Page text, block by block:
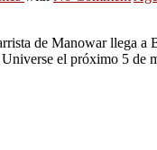
de Manowar llega a
el próximo 5 de